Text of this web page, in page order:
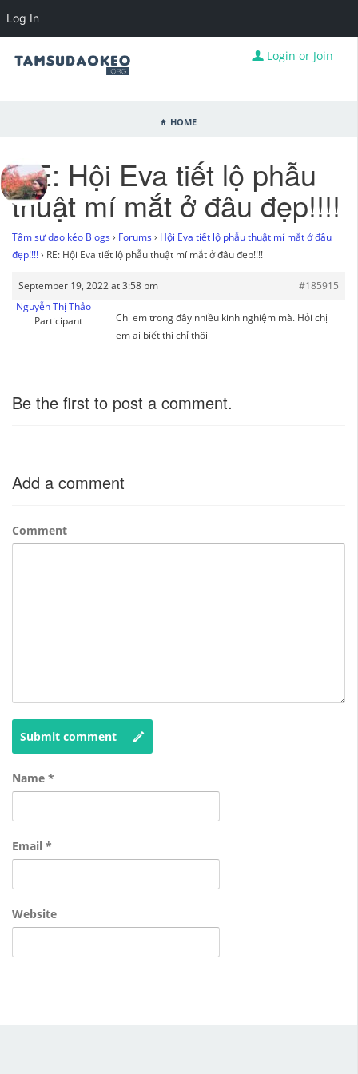
Login or Join
Home
RE: Hội Eva tiết lộ phẫu
thuật mí mắt ở đâu đẹp!!!!
Tâm sự dao kéo Blogs › Forums › Hội Eva tiết lộ phẫu thuật mí mắt ở đâu
đẹp!!!!› RE: Hội Eva tiết lộ phẫu thuật mí mắt ở đâu đẹp!!!!
September 19, 2022 at 3:58 pm
#185915
Nguyễn Thị Thảo
Participant
Chị em trong đây nhiều kinh nghiệm mà. Hỏi chị
em ai biết thì chỉ thôi
Be the first to post a comment.
Add a comment
Comment
Submit comment
Name *
Email *
Website
Log In